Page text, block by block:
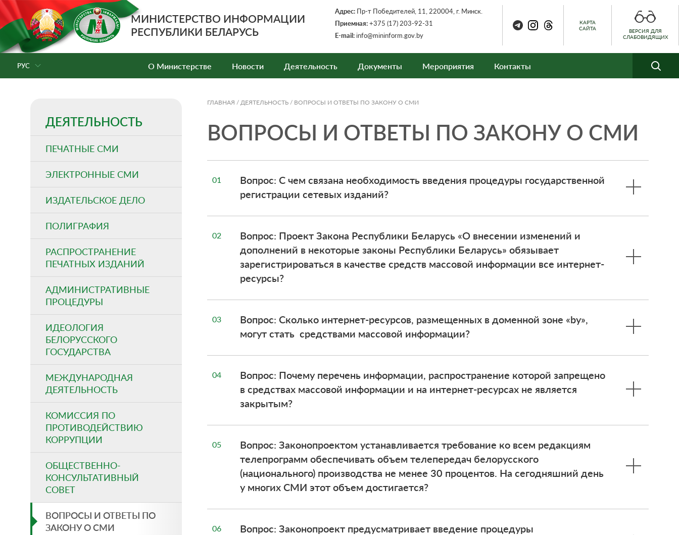
МИНИСТЕРСТВО ИНФОРМАЦИИ
РЕСПУБЛИКИ БЕЛАРУСЬ
Адрес: Пр-т Победителей, 11, 220004, г. Минск.
Приемная:+375 (17) 203-92-31
E-mail:info@mininform.gov.by
КАРТА
САЙТА
ВЕРСИЯ ДЛЯ
СЛАБОВИДЯЩИХ
РУС О Министерстве Новости Деятельность Документы Мероприятия Контакты
ДЕЯТЕЛЬНОСТЬ
ПЕЧАТНЫЕ СМИ
ЭЛЕКТРОННЫЕ СМИ
ИЗДАТЕЛЬСКОЕ ДЕЛО
ПОЛИГРАФИЯ
РАСПРОСТРАНЕНИЕ
ПЕЧАТНЫХ ИЗДАНИЙ
АДМИНИСТРАТИВНЫЕ
ПРОЦЕДУРЫ
ИДЕОЛОГИЯ
БЕЛОРУССКОГО
ГОСУДАРСТВА
МЕЖДУНАРОДНАЯ
ДЕЯТЕЛЬНОСТЬ
КОМИССИЯ ПО
ПРОТИВОДЕЙСТВИЮ
КОРРУПЦИИ
ОБЩЕСТВЕННО-
КОНСУЛЬТАТИВНЫЙ
СОВЕТ
ВОПРОСЫ И ОТВЕТЫ ПО
ЗАКОНУ О СМИ
ГЛАВНАЯ / ДЕЯТЕЛЬНОСТЬ / ВОПРОСЫ И ОТВЕТЫ ПО ЗАКОНУ О СМИ
ВОПРОСЫ И ОТВЕТЫ ПО ЗАКОНУ О СМИ
01
Вопрос: С чем связана необходимость введения процедуры государственной
регистрации сетевых изданий?
02
Вопрос: Проект Закона Республики Беларусь «О внесении изменений и
дополнений в некоторые законы Республики Беларусь» обязывает
зарегистрироваться в качестве средств массовой информации все интернет-
ресурсы?
03
Вопрос: Сколько интернет-ресурсов, размещенных в доменной зоне «by»,
могут стать средствами массовой информации?
04
Вопрос: Почему перечень информации, распространение которой запрещено
в средствах массовой информации и на интернет-ресурсах не является
закрытым?
05
Вопрос: Законопроектом устанавливается требование ко всем редакциям
телепрограмм обеспечивать объем телепередач белорусского
(национального) производства не менее 30 процентов. На сегодняшний день
у многих СМИ этот объем достигается?
06
Вопрос: Законопроект предусматривает введение процедуры